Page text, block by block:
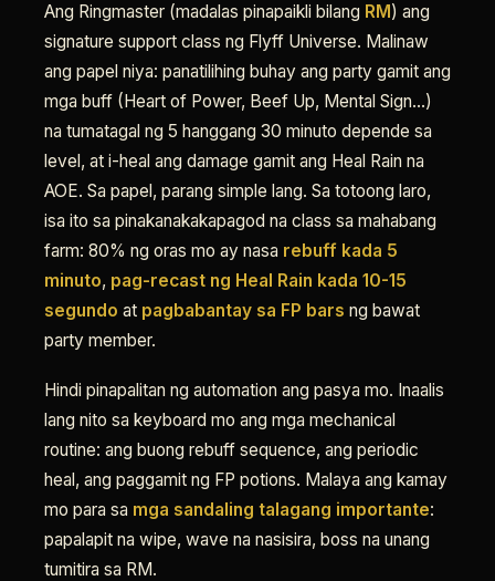
Ang Ringmaster (madalas pinapaikli bilang RM) ang
signature support class ng Flyff Universe. Malinaw
ang papel niya: panatilihing buhay ang party gamit ang
mga buff (Heart of Power, Beef Up, Mental Sign…)
na tumatagal ng 5 hanggang 30 minuto depende sa
level, at i-heal ang damage gamit ang Heal Rain na
AOE. Sa papel, parang simple lang. Sa totoong laro,
isa ito sa pinakanakakapagod na class sa mahabang
farm: 80% ng oras mo ay nasa rebuff kada 5
minuto, pag-recast ng Heal Rain kada 10-15
segundo at pagbabantay sa FP bars ng bawat
party member.
Hindi pinapalitan ng automation ang pasya mo. Inaalis
lang nito sa keyboard mo ang mga mechanical
routine: ang buong rebuff sequence, ang periodic
heal, ang paggamit ng FP potions. Malaya ang kamay
mo para sa mga sandaling talagang importante:
papalapit na wipe, wave na nasisira, boss na unang
tumitira sa RM.